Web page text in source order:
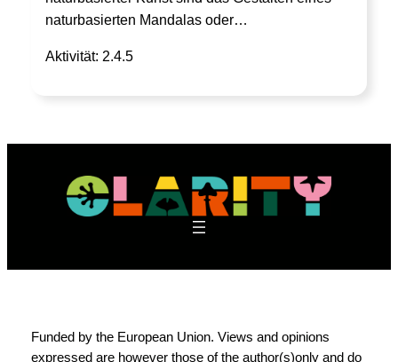
naturbasierten Mandalas oder…
Aktivität: 2.4.5
Funded by the European Union. Views and opinions
expressed are however those of the author(s)only and do